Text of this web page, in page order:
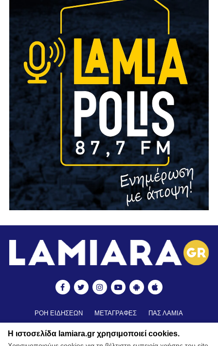
ΡΟΗ ΕΙΔΗΣΕΩΝ ΜΕΤΑΓΡΑΦΕΣ
ΠΑΣ ΛΑΜΙΑ
ΒΑΘΜΟΛΟΓΙΑ ΑΚΑΔΗΜΙΩΝ
ΚΥΠΕΛΛΟ
Η ιστοσελίδα lamiara.gr χρησιμοποιεί cookies.